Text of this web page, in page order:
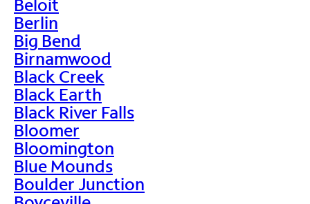
Beloit
Berlin
Big Bend
Birnamwood
Black Creek
Black Earth
Black River Falls
Bloomer
Bloomington
Blue Mounds
Boulder Junction